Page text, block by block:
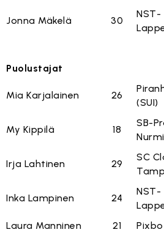
Jonna Mäkelä 30
NST-
Puolustajat
Mia Karjalainen 26
(SUI)
My Kippilä 18
SB-
Irja Lahtinen 29
SC
Inka Lampinen 24
NST-
Laura Manninen
21 Pixbo